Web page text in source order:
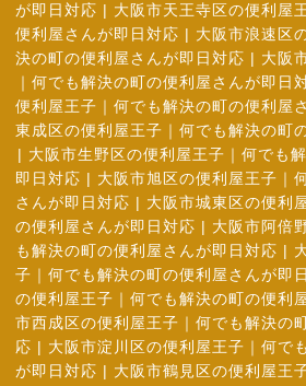
が即日対応 | 大阪市天王寺区の便利屋
便利屋さんが即日対応 | 大阪市浪速区
決の町の便利屋さんが即日対応 | 大阪
｜何でも解決の町の便利屋さんが即日
便利屋王子｜何でも解決の町の便利屋
東成区の便利屋王子｜何でも解決の町
| 大阪市生野区の便利屋王子｜何でも
即日対応 | 大阪市旭区の便利屋王子｜
さんが即日対応 | 大阪市城東区の便利
の便利屋さんが即日対応 | 大阪市阿倍
も解決の町の便利屋さんが即日対応 |
子｜何でも解決の町の便利屋さんが即
の便利屋王子｜何でも解決の町の便利
市西成区の便利屋王子｜何でも解決の
応 | 大阪市淀川区の便利屋王子｜何で
が即日対応 | 大阪市鶴見区の便利屋王